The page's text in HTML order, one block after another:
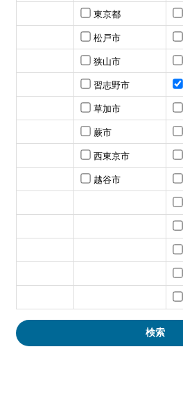
東京都
松戸市
狭山市
習志野市
草加市
蕨市
西東京市
越谷市
検索